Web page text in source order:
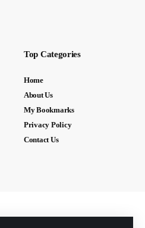
Top Categories
Home
About Us
My Bookmarks
Privacy Policy
Contact Us